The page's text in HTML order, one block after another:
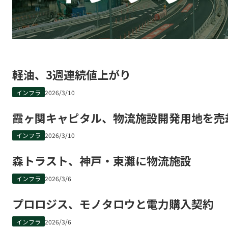
軽油、3週連続値上がり
インフラ 2026/3/10
霞ヶ関キャピタル、物流施設開発用地を売
インフラ 2026/3/10
森トラスト、神戸・東灘に物流施設
インフラ 2026/3/6
プロロジス、モノタロウと電力購入契約
インフラ 2026/3/6